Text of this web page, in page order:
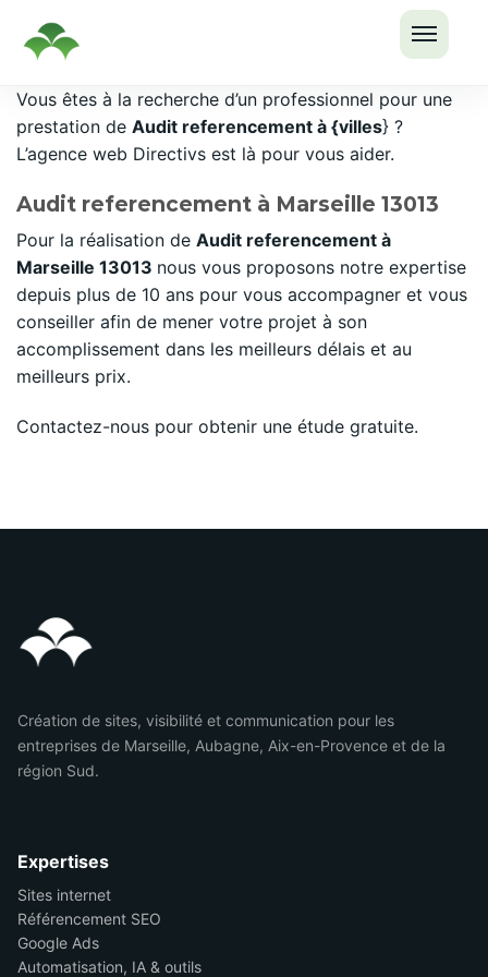
LE
Passer
au
contenu
Vous êtes à la recherche d’un professionnel pour une
prestation de Audit referencement à {villes} ?
L’agence web Directivs est là pour vous aider.
Audit referencement à Marseille 13013
Pour la réalisation de Audit referencement à
Marseille 13013 nous vous proposons notre expertise
depuis plus de 10 ans pour vous accompagner et vous
conseiller afin de mener votre projet à son
accomplissement dans les meilleurs délais et au
meilleurs prix.
Contactez-nous pour obtenir une étude gratuite.
Création de sites, visibilité et communication pour les
entreprises de Marseille, Aubagne, Aix-en-Provence et de la
région Sud.
Expertises
Sites internet
Référencement SEO
Google Ads
Automatisation, IA & outils